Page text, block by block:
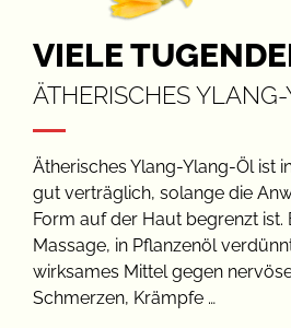
VIELE
ÄTHERISCHES
Ätherisches Ylang-Ylang-Öl ist
gut verträglich, solange die
Form auf der Haut begrenzt ist.
Massage, in Pflanzenöl
wirksames Mittel gegen
Schmerzen, Krämpfe …